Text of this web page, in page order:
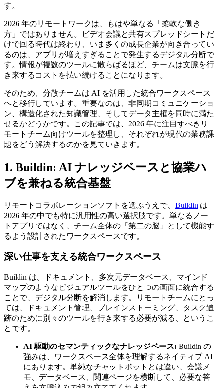
す。
2026 年のリモートワークは、もはや単なる「柔軟な働き
方」ではありません。ビデオ会議と共有スプレッドシートだ
けで回る時代は終わり、いま多くの成長企業が向き合ってい
るのは、アプリが増えすぎることで発生するデジタル分断で
す。情報が複数のツールに散らばるほど、チームは文脈を行
き来するコストを払い続けることになります。
そのため、分散チームは AI を活用した統合ワークスペース
へと移行しています。重要なのは、非同期コミュニケーショ
ン、構造化された知識管理、そしてデータ主権を同時に満た
せるかどうかです。この記事では、2026 年に注目すべきリ
モートチーム向けツールを整理し、それぞれが現代の業務課
題をどう解決するのかを見ていきます。
1. Buildin: AI ナレッジベースと協業ハ
ブを兼ねる統合基盤
リモートコラボレーションソフトを選ぶうえで、 Buildin は
2026 年の中でも特に汎用性の高い選択肢です。単なるノー
トアプリではなく、チーム全体の「第二の脳」として機能す
るよう設計されたワークスペースです。
深い仕事を支える統合ワークスペース
Buildin は、ドキュメント、多次元データベース、マインド
マップのようなビジュアルツールをひとつの画面に統合する
ことで、デジタル分断を解消します。リモートチームにとっ
ては、ドキュメント管理、ブレインストーミング、タスク追
跡のために別々のツールを行き来する必要が減る、というこ
とです。
AI 駆動のセマンティックなナレッジベース: Buildin の
強みは、ワークスペース全体を理解するネイティブ AI
にあります。単純なチャットボットとは違い、会議メ
モ、データベース、関連ページを横断して、必要な答